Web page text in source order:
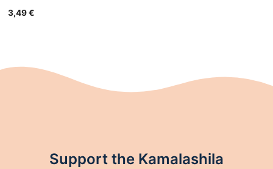
3,49€
Support the Kamalashila